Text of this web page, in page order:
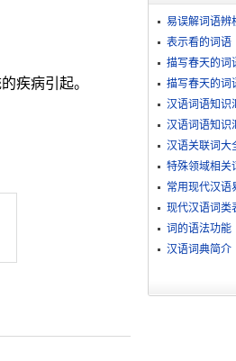
疾病引起。
易误解词语辨
表示看的词语
描写春天的词
描写春天的词
汉语词语知识
汉语词语知识
汉语关联词大
特殊领域相关
常用现代汉语
现代汉语词类
词的语法功能
汉语词典简介